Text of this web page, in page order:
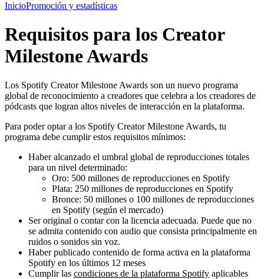
InicioPromoción y estadísticas
Requisitos para los Creator
Milestone Awards
Los Spotify Creator Milestone Awards son un nuevo programa
global de reconocimiento a creadores que celebra a los creadores de
pódcasts que logran altos niveles de interacción en la plataforma.
Para poder optar a los Spotify Creator Milestone Awards, tu
programa debe cumplir estos requisitos mínimos:
Haber alcanzado el umbral global de reproducciones totales
para un nivel determinado:
Oro: 500 millones de reproducciones en Spotify
Plata: 250 millones de reproducciones en Spotify
Bronce: 50 millones o 100 millones de reproducciones
en Spotify (según el mercado)
Ser original o contar con la licencia adecuada. Puede que no
se admita contenido con audio que consista principalmente en
ruidos o sonidos sin voz.
Haber publicado contenido de forma activa en la plataforma
Spotify en los últimos 12 meses
Cumplir las condiciones de la plataforma Spotify aplicables